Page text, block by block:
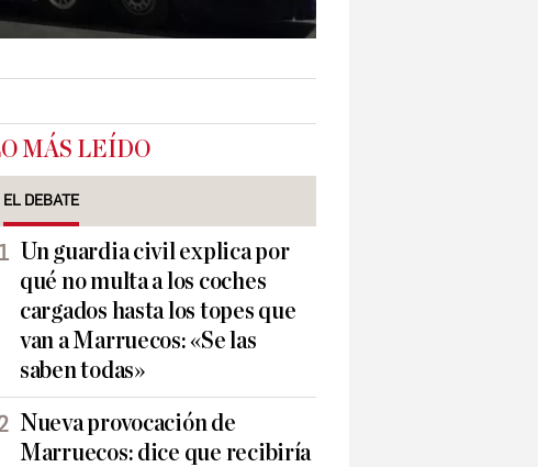
MÁS LEÍDO
EL DEBATE
Un guardia civil explica por
qué no multa a los coches
cargados hasta los topes que
van a Marruecos: «Se las
saben todas»
Nueva provocación de
Marruecos: dice que recibiría